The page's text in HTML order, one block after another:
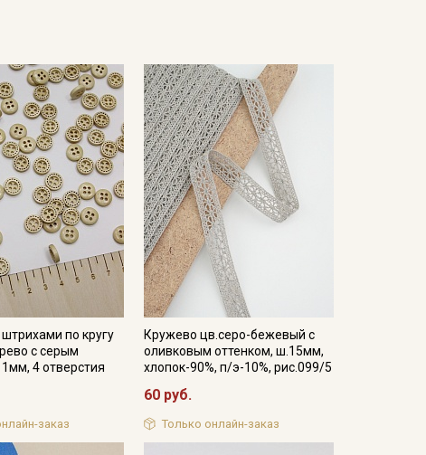
штрихами по кругу
с серым
4 отверстия
заказ
Кружево цв.серо-бежевый с
оливковым оттенком, ш.15мм,
хлопок-90%, п/э-10%, рис.099/5
60 руб.
Только онлайн-заказ